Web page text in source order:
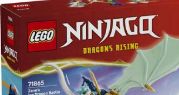
拼砌組合及樂高LEGO
玩具車,貨車,火車及遙控系列
手工藝,文具,蠟筆,泥膠,畫板
Spider-Man蜘蛛俠
Mini Brands
Play-Doh培樂多
8~11歳
12~14歳